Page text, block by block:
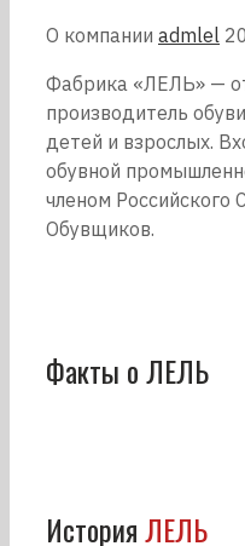
О компании admlel
Фабрика «ЛЕЛЬ» —
производитель
детей и взрослых.
обувной
членом
Обувщиков.
Факты о ЛЕЛЬ
ИсторияЛЕЛЬ